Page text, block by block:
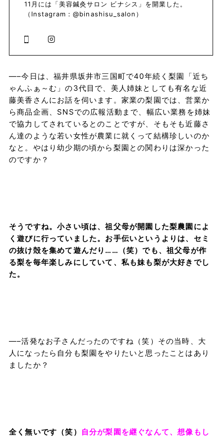
11月には「美容鍼灸サロン ビナシス」を開業した。
（Instagram：@binashisu_salon）
—–今日は、福井県坂井市三国町で40年続く梨園
「近ち
ゃんふぁ～む」の3代目で、美人姉妹としても有名な近
藤美香さんにお話を伺います。家業の梨園では、営業か
ら商品企画、 SNSでの広報活動まで、幅広い業務を姉妹
で協力してされているとのことですが、そもそも近藤さ
ん達のような若い女性が農業に就くって結構珍しいのか
なと。やはり幼少期の頃から梨園との関わりは深かった
のですか？
そうですね。小さい頃は、祖父母が開園した梨農園によ
く遊びに行っていました。お手伝いというよりは、セミ
の抜け殻を集めて遊んだり……（笑）でも、祖父母が作
る梨を毎年楽しみにしていて、私も妹も梨が大好きでし
た。
—–活発なお子さんだったのですね（笑）その当時、大
人になったら自分も梨園をやりたいと思ったことはあり
ましたか？
全く無いです（笑）
自分が梨園を継ぐなんて、想像もし